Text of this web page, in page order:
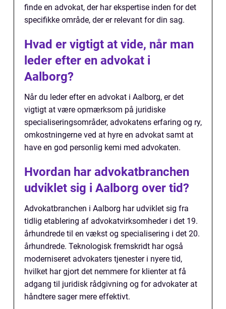
finde en advokat, der har ekspertise inden for det
specifikke område, der er relevant for din sag.
Hvad er vigtigt at vide, når man
leder efter en advokat i
Aalborg?
Når du leder efter en advokat i Aalborg, er det
vigtigt at være opmærksom på juridiske
specialiseringsområder, advokatens erfaring og ry,
omkostningerne ved at hyre en advokat samt at
have en god personlig kemi med advokaten.
Hvordan har advokatbranchen
udviklet sig i Aalborg over tid?
Advokatbranchen i Aalborg har udviklet sig fra
tidlig etablering af advokatvirksomheder i det 19.
århundrede til en vækst og specialisering i det 20.
århundrede. Teknologisk fremskridt har også
moderniseret advokaters tjenester i nyere tid,
hvilket har gjort det nemmere for klienter at få
adgang til juridisk rådgivning og for advokater at
håndtere sager mere effektivt.